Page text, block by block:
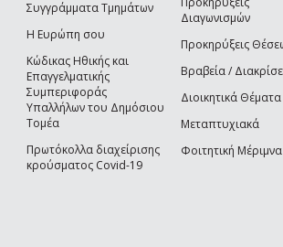
Συγγράμματα Τμημάτων
Η Ευρώπη σου
Κώδικας Ηθικής και
Επαγγελματικής
Συμπεριφοράς
Υπαλλήλων του Δημόσιου
Τομέα
Πρωτόκολλα διαχείρισης
κρούσματος Covid-19
Διαγωνισμών
Προκηρύξεις
Βραβεία /
Διοικητικά Θέματα
Μεταπτυχιακά
Φοιτητική Μέριμνα